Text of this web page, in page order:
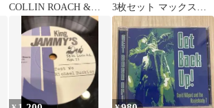
COLLIN ROACH &
JOHNNY P
3枚セット マックスロ
メオ他